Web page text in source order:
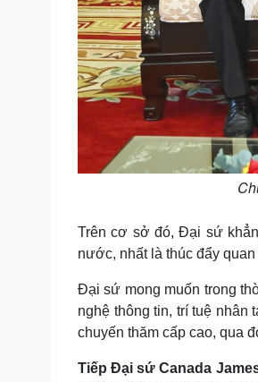
Trên cơ sở đó, Đại sứ
nước, nhất là thúc đẩy
Đại sứ mong muốn trong
nghệ thông tin, trí tuệ
chuyến thăm cấp cao, qua
Tiếp Đại sứ Canada